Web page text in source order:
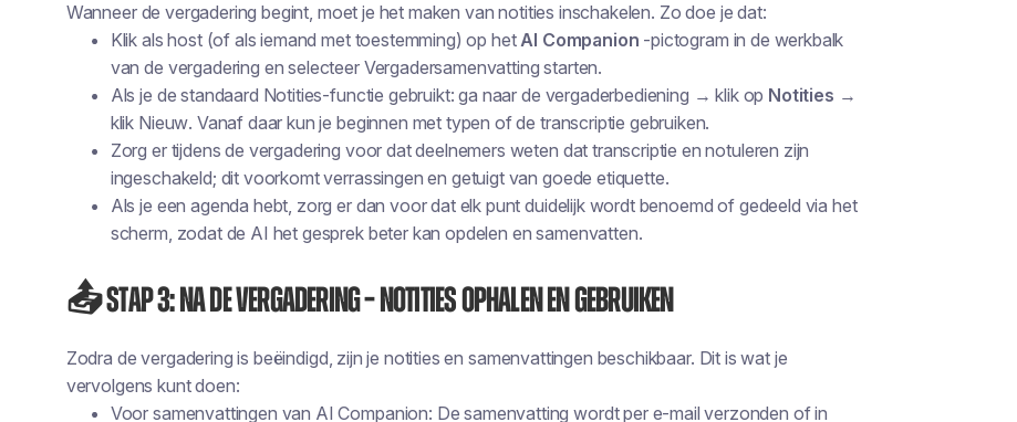
Wanneer de vergadering begint, moet je het maken van notities inschakelen. Zo doe je dat:
Klik als host (of als iemand met toestemming) op hetAI Companion -pictogram in de werkbalk
van de vergadering en selecteer Vergadersamenvatting starten.
Als je de standaard Notities-functie gebruikt: ga naar de vergaderbediening → klik op Notities →
klik Nieuw. Vanaf daar kun je beginnen met typen of de transcriptie gebruiken.
Zorg er tijdens de vergadering voor dat deelnemers weten dat transcriptie en notuleren zijn
ingeschakeld; dit voorkomt verrassingen en getuigt van goede etiquette.
Als je een agenda hebt, zorg er dan voor dat elk punt duidelijk wordt benoemd of gedeeld via het
scherm, zodat de AI het gesprek beter kan opdelen en samenvatten.
📤 Stap 3: Na de vergadering – Notities ophalen en gebruiken
Zodra de vergadering is beëindigd, zijn je notities en samenvattingen beschikbaar. Dit is wat je
vervolgens kunt doen:
Voor samenvattingen van AI Companion: De samenvatting wordt per e-mail verzonden of in